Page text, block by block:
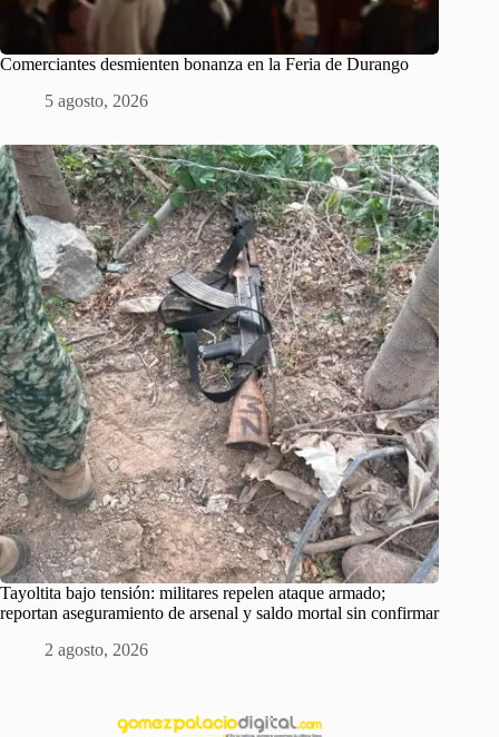
Comerciantes desmienten bonanza en la Feria de Durango
5 agosto, 2026
Tayoltita bajo tensión: militares repelen ataque armado;
reportan aseguramiento de arsenal y saldo mortal sin confirmar
2 agosto, 2026